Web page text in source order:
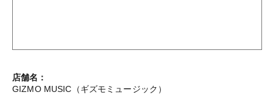
店舗名：
GIZMO MUSIC（ギズモミュージック）